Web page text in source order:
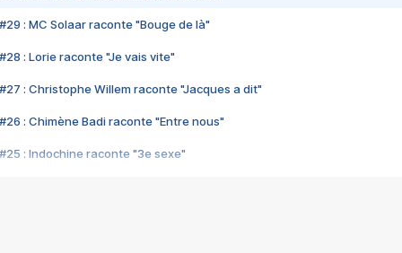
#29 : MC Solaar raconte "Bouge de là"
#28 : Lorie raconte "Je vais vite"
#27 : Christophe Willem raconte "Jacques a dit"
#26 : Chimène Badi raconte "Entre nous"
#25 : Indochine raconte "3e sexe"